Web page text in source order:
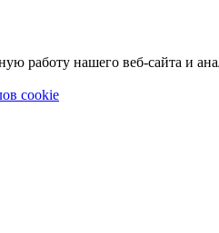
работу нашего веб-сайта и
cookie